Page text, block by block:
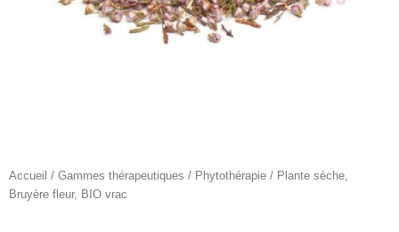
Accueil / Gammes thérapeutiques / Phytothérapie / Plante sèche,
Bruyère fleur, BIO vrac